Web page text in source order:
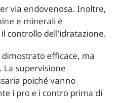
via endovenosa. Inoltre,
e minerali è
controllo dell’idratazione.
efficace, ma
La supervisione
poiché vanno
i pro e i contro prima di